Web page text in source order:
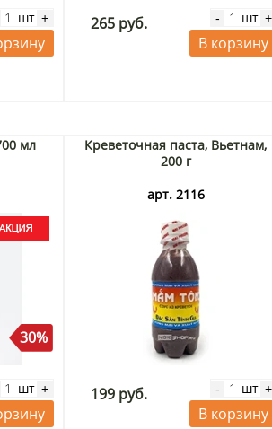
шт + 265 руб. - шт +
В корзину
мл
30%
шт +
Креветочная паста, Вьетнам,
200 г
арт. 2116
199 руб. - шт +
В корзину